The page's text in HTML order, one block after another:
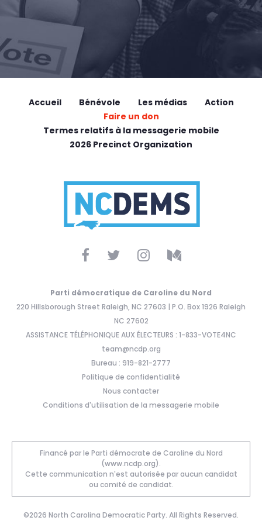
Accueil Bénévole Les médias
Action
Faire un don
Termes relatifs à la messagerie mobile
2026 Precinct Organization
Parti démocratique de Caroline du Nord
220 Hillsborough Street Raleigh, NC 27603 | P.O. Box 1926 Raleigh
NC 27602
ASSISTANCE TÉLÉPHONIQUE AUX ÉLECTEURS : 1-833-VOTE4NC
team@ncdp.org
Bureau : 919-821-2777
Politique de confidentialité
Nous contacter
Conditions d'utilisation de la messagerie mobile
Financé par le Parti démocrate de Caroline du Nord
(www.ncdp.org).
Cette communication n'est autorisée par aucun candidat
ou comité de candidat.
©2026 North Carolina Democratic Party. All Rights Reserved.